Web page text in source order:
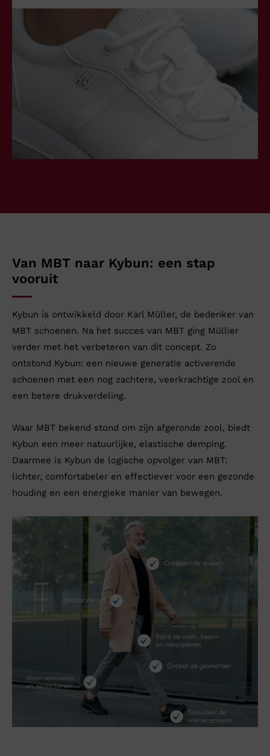
Van MBT naar Kybun: een stap
vooruit
Kybun is ontwikkeld door Karl Müller, de bedenker van
MBT schoenen. Na het succes van MBT ging Müllier
verder met het verbeteren van dit concept. Zo
ontstond Kybun: een nieuwe generatie activerende
schoenen met een nog zachtere, veerkrachtige zool en
een betere drukverdeling.
Waar MBT bekend stond om zijn afgeronde zool, biedt
Kybun een meer natuurlijke, elastische demping.
Daarmee is Kybun de logische opvolger van MBT:
lichter, comfortabeler en effectiever voor een gezonde
houding en een energieke manier van bewegen.